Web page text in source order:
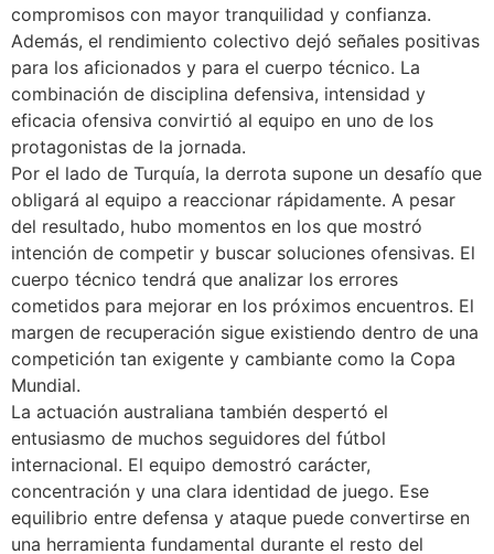
compromisos con mayor tranquilidad y confianza.
Además, el rendimiento colectivo dejó señales positivas
para los aficionados y para el cuerpo técnico. La
combinación de disciplina defensiva, intensidad y
eficacia ofensiva convirtió al equipo en uno de los
protagonistas de la jornada.
Por el lado de Turquía, la derrota supone un desafío que
obligará al equipo a reaccionar rápidamente. A pesar
del resultado, hubo momentos en los que mostró
intención de competir y buscar soluciones ofensivas. El
cuerpo técnico tendrá que analizar los errores
cometidos para mejorar en los próximos encuentros. El
margen de recuperación sigue existiendo dentro de una
competición tan exigente y cambiante como la Copa
Mundial.
La actuación australiana también despertó el
entusiasmo de muchos seguidores del fútbol
internacional. El equipo demostró carácter,
concentración y una clara identidad de juego. Ese
equilibrio entre defensa y ataque puede convertirse en
una herramienta fundamental durante el resto del